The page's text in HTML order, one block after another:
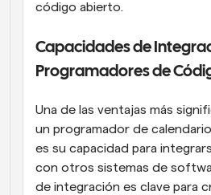
código abierto.
Capacidades de
Programadores de
Una de las ventajas más
un programador de
es su capacidad para
con otros sistemas de
de integración es clave para